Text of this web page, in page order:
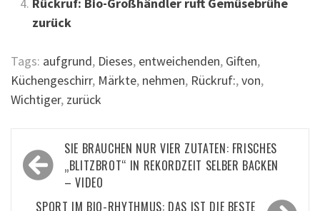
zurück
Tags: aufgrund, Dieses, entweichenden, Giften,
Küchengeschirr, Märkte, nehmen, Rückruf:,von,
Wichtiger, zurück
Beitragsnavigation
SIE BRAUCHEN NUR VIER ZUTATEN: FRISCHES
„BLITZBROT“ IN REKORDZEIT SELBER BACKEN
– VIDEO
SPORT IM BIO-RHYTHMUS: DAS IST DIE BESTE